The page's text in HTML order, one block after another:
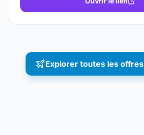
Explorer toutes les offres